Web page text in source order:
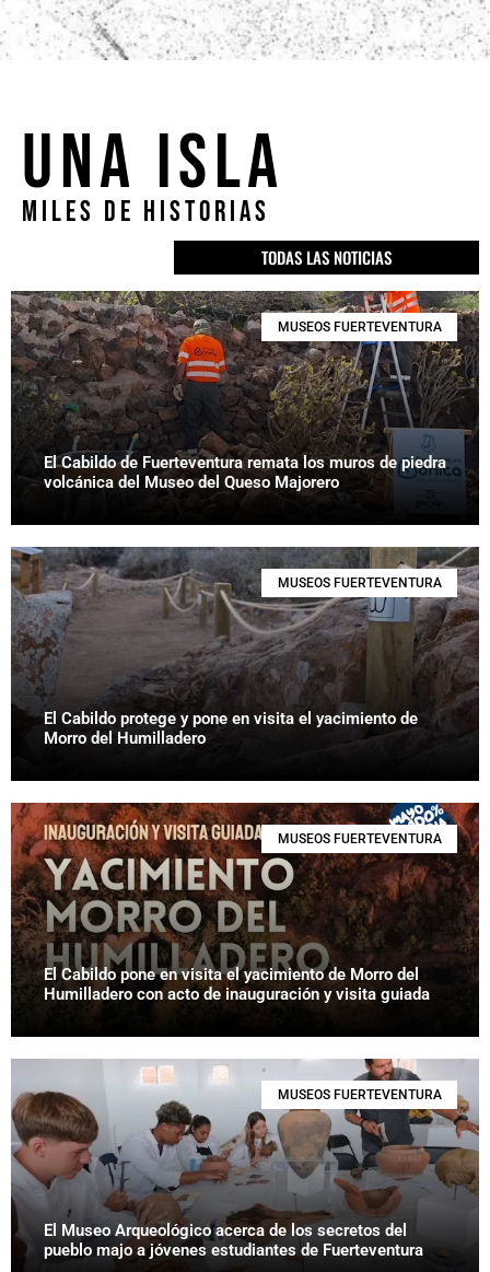
UNA ISLA
MILES DE HISTORIAS
TODAS LAS NOTICIAS
MUSEOS FUERTEVENTURA
El Cabildo de Fuerteventura remata los muros de piedra
volcánica del Museo del Queso Majorero
MUSEOS FUERTEVENTURA
El Cabildo protege y pone en visita el yacimiento de
Morro del Humilladero
MUSEOS FUERTEVENTURA
El Cabildo pone en visita el yacimiento de Morro del
Humilladero con acto de inauguración y visita guiada
MUSEOS FUERTEVENTURA
El Museo Arqueológico acerca de los secretos del
pueblo majo a jóvenes estudiantes de Fuerteventura